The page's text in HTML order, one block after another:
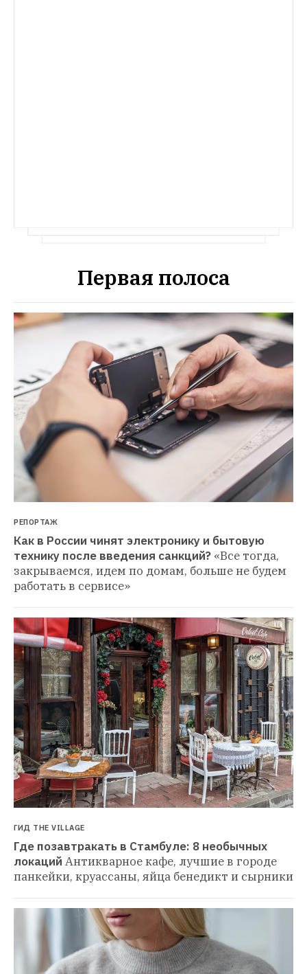
Первая полоса
РЕПОРТАЖ
Как в России чинят электронику и бытовую
технику после введения санкций? «Все тогда,
закрываемся, идем по домам, больше не будем
работать в сервисе»
ГИД THE VILLAGE
Где позавтракать в Стамбуле: 8 необычных
локаций Антикварное кафе, лучшие в городе
панкейки, круассаны, яйца бенедикт и сырники